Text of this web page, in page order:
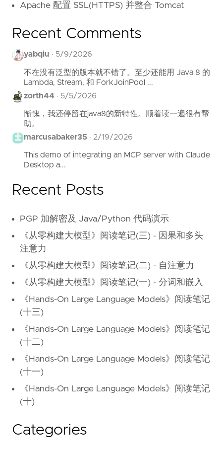
Apache 配置 SSL(HTTPS) 并整合 Tomcat
Recent Comments
yabqiu · 5/9/2026
不在没有泛型的版本就不错了。至少还能用 Java 8 的
Lambda, Stream, 和 ForkJoinPool ...
zorth44 · 5/5/2026
惭愧，我还停留在java8的新特性。顺着读一遍很有帮
助。
marcusabaker35 · 2/19/2026
This demo of integrating an MCP server with Claude
Desktop a...
Recent Posts
PGP 加解密及 Java/Python 代码演示
《从零构建大模型》阅读笔记(三) - 因果和多头
注意力
《从零构建大模型》阅读笔记(二) - 自注意力
《从零构建大模型》阅读笔记(一) - 分词和嵌入
《Hands-On Large Language Models》阅读笔记
(十三)
《Hands-On Large Language Models》阅读笔记
(十二)
《Hands-On Large Language Models》阅读笔记
(十一)
《Hands-On Large Language Models》阅读笔记
(十)
Categories